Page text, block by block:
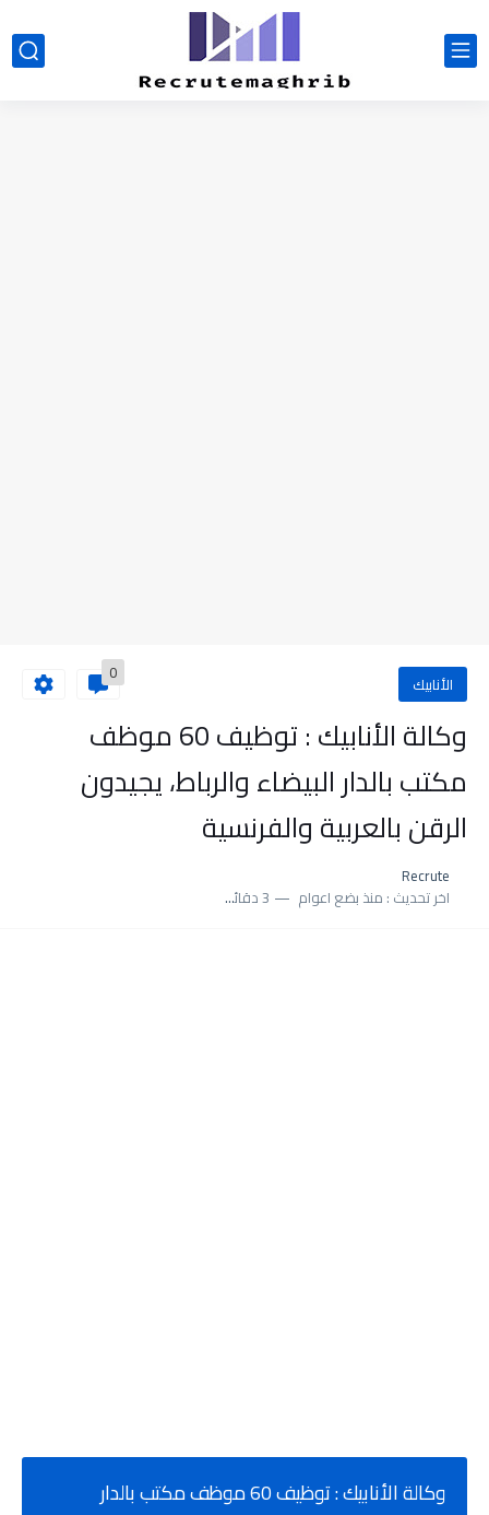
الأنابيك 0
وكالة الأنابيك : توظيف 60 موظف
مكتب بالدار البيضاء والرباط، يجيدون
الرقن بالعربية والفرنسية
Recrute
اخر تحديث : منذ بضع اعوام 3 دقائق للقراءة
وكالة الأنابيك : توظيف 60 موظف مكتب بالدار